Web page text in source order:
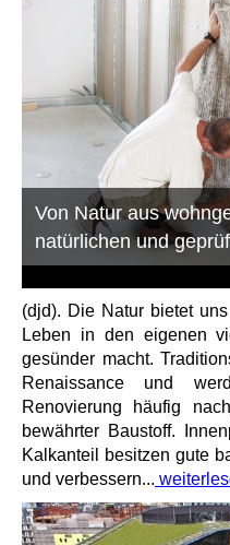
Von Natur aus
natürlichen und
(djd). Die Natur bietet
Leben in den eigenen
gesünder macht.
Renaissance und
Renovierung häufig
bewährter Baustoff.
Kalkanteil besitzen gute
und verbessern...